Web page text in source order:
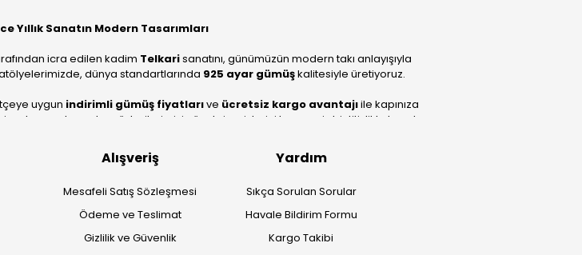
Yıllık Sanatın Modern Tasarımları
icra edilen kadim Telkarisanatını, günümüzün modern takı anlayışıyla
atölyelerimizde, dünya standartlarında 925 ayar gümüşkalitesiyle üretiyoruz.
uygun indirimli gümüş fiyatlarıve ücretsiz kargo avantajıile kapınıza
hem de müşterilerimizin özel siparişlerini benzersiz bir titizlikle hazırlıyor;
Alışveriş
Mesafeli Satış Sözleşmesi
Ödeme ve Teslimat
Gizlilik ve Güvenlik
Yardım
Sıkça Sorulan Sorular
Havale Bildirim Formu
Kargo Takibi